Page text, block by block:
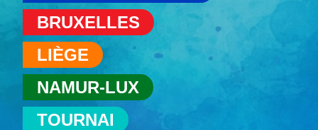
BRUXELLES
LIÈGE
NAMUR-LUX
TOURNAI